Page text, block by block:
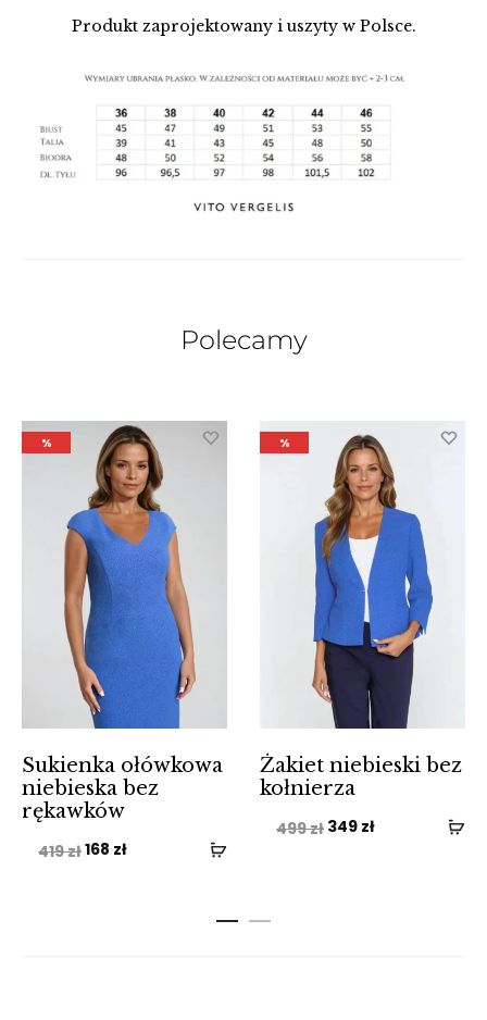
Produkt zaprojektowany i uszyty w Polsce.
Polecamy
%
Sukienka ołówkowa
niebieska bez
rękawków
419złPierwotna
168 złAktualna
%
Żakiet niebieski bez
kołnierza
499zł Pierwotna
349 złAktualna